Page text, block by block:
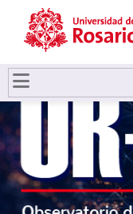
Pasar al contenido